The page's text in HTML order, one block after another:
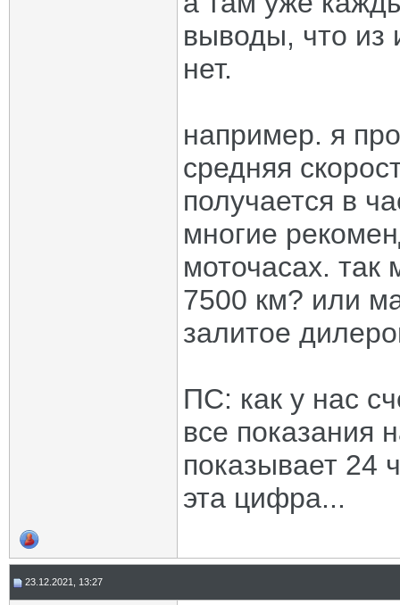
выводы, что из
нет.
например. я
средняя
получается в
многие
моточасах.
7500 км? или
залитое
ПС: как у нас
все показания
показывает 24
эта цифра...
23.12.2021, 13:27